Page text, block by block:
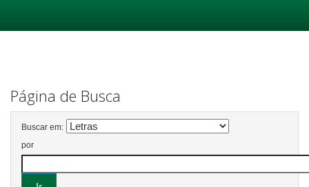
Página de Busca
Buscar em:
por